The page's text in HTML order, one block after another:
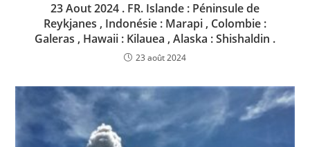
23 Aout 2024 . FR. Islande : Péninsule de
Reykjanes , Indonésie : Marapi , Colombie :
Galeras , Hawaii : Kilauea , Alaska : Shishaldin .
23 août 2024